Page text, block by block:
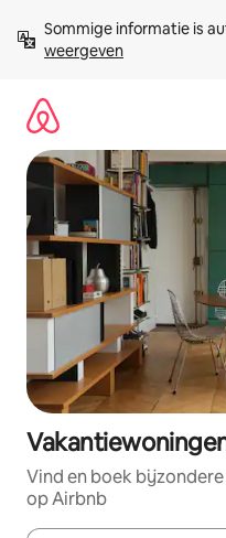
direct
naar
Sommige informatie is
weergeven
Vind en boek
op Airbnb